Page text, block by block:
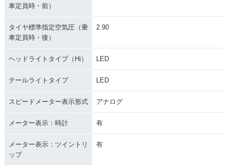
車定員時・前）
タイヤ標準指定空気圧（乗
車定員時・後）
2.90
ヘッドライトタイプ（Hi） LED
テールライトタイプ LED
スピードメーター表示形式 アナログ
メーター表示：時計 有
メーター表示：ツイントリ
ップ
有